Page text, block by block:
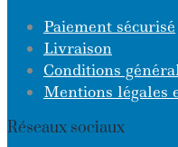
Paiement sécurisé
Livraison
Conditions
Mentions légales
Réseaux sociaux